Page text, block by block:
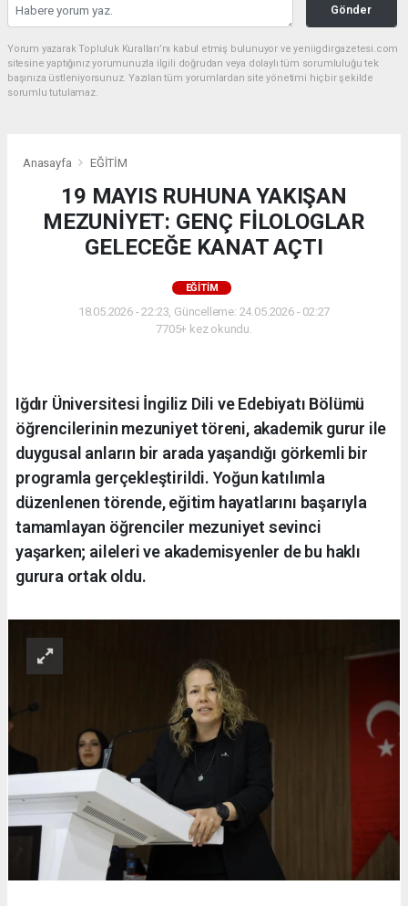
Gönder
Yorum yazarak Topluluk Kuralları’nı kabul etmiş bulunuyor ve yeniigdirgazetesi.com
sitesine yaptığınız yorumunuzla ilgili doğrudan veya dolaylı tüm sorumluluğu tek
başınıza üstleniyorsunuz. Yazılan tüm yorumlardan site yönetimi hiçbir şekilde
sorumlu tutulamaz.
Anasayfa EĞİTİM
19 MAYIS RUHUNA YAKIŞAN
MEZUNİYET: GENÇ FİLOLOGLAR
GELECEĞE KANAT AÇTI
EĞİTİM
18.05.2026 - 22:23, Güncelleme: 24.05.2026 - 02:27
7705+ kez okundu.
Iğdır Üniversitesi İngiliz Dili ve Edebiyatı Bölümü
öğrencilerinin mezuniyet töreni, akademik gurur ile
duygusal anların bir arada yaşandığı görkemli bir
programla gerçekleştirildi. Yoğun katılımla
düzenlenen törende, eğitim hayatlarını başarıyla
tamamlayan öğrenciler mezuniyet sevinci
yaşarken; aileleri ve akademisyenler de bu haklı
gurura ortak oldu.